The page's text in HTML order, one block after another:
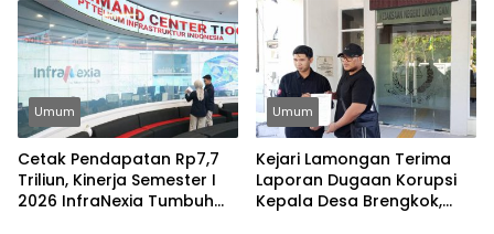
Umum
Cetak Pendapatan Rp7,7
Triliun, Kinerja Semester I
2026 InfraNexia Tumbuh
Umum
Kejari Lamongan Terima
Laporan Dugaan Korupsi
Kepala Desa Brengkok,